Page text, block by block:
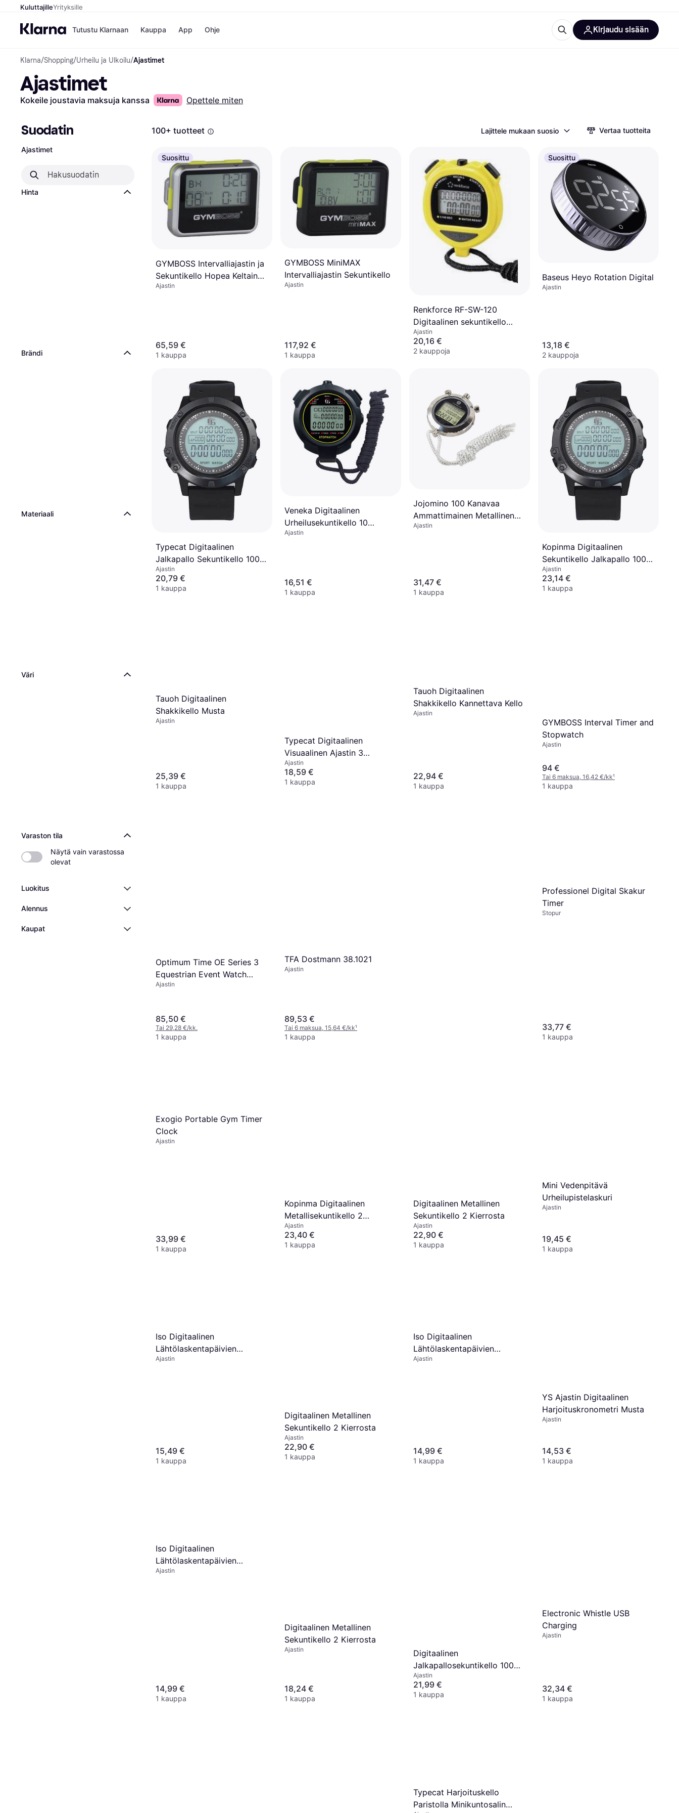
KuluttajilleYrityksille
Tutustu Klarnaan
Maksa 30 päivän
kuluessa
Kauppa
H&M
Peten Koiratarvike
Kauppahakemisto
App Ohje Kirjaudu sisään
Klarna/Shopping/Urheilu ja Ulkoilu/Ajastimet
Ajastimet
Kokeile joustavia maksuja kanssa Opettele miten
Suodatin
Ajastimet
Hinta
Brändi
Materiaali
Väri
Varaston tila
Näytä vain varastossa
olevat
Luokitus
Alennus
Kaupat
100+ tuotteet Lajittele mukaan suosio Vertaa tuotteita
Suosittu
GYMBOSS Intervalliajastin ja
Sekuntikello Hopea Keltainen
Metallinhohtoinen
Ajastin
65,59 €
1 kauppa
GYMBOSS MiniMAX
Intervalliajastin Sekuntikello
Ajastin
117,92 €
1 kauppa
Renkforce RF-SW-120
Digitaalinen sekuntikello
Musta
Ajastin
20,16 €
2 kauppoja
Suosittu
Baseus Heyo Rotation Digital
Ajastin
13,18 €
2 kauppoja
Typecat Digitaalinen
Jalkapallo Sekuntikello 100
Kierros
Ajastin
20,79 €
1 kauppa
Veneka Digitaalinen
Urheilusekuntikello 10
Kierroksen
Ajastin
16,51 €
1 kauppa
Jojomino 100 Kanavaa
Ammattimainen Metallinen
Digitaalinen Sekuntikello
Ajastin
31,47 €
1 kauppa
Kopinma Digitaalinen
Sekuntikello Jalkapallo 100
Kierros
Ajastin
23,14 €
1 kauppa
Tauoh Digitaalinen
Shakkikello Musta
Ajastin
25,39 €
1 kauppa
Typecat Digitaalinen
Visuaalinen Ajastin 3
Yhdessä Kello
Ajastin
18,59 €
1 kauppa
Tauoh Digitaalinen
Shakkikello Kannettava Kello
Ajastin
22,94 €
1 kauppa
GYMBOSS Interval Timer and
Stopwatch
Ajastin
94 €
Tai 6 maksua, 16,42 €/kk¹
1 kauppa
Optimum Time OE Series 3
Equestrian Event Watch
OE395
Ajastin
85,50 €
Tai 29,28 €/kk.
1 kauppa
TFA Dostmann 38.1021
Ajastin
89,53 €
Tai 6 maksua, 15,64 €/kk¹
1 kauppa
Professionel Digital Skakur
Timer
Stopur
33,77 €
1 kauppa
Exogio Portable Gym Timer
Clock
Ajastin
33,99 €
1 kauppa
Kopinma Digitaalinen
Metallisekuntikello 2
Kierrosta
Ajastin
23,40 €
1 kauppa
Digitaalinen Metallinen
Sekuntikello 2 Kierrosta
Ajastin
22,90 €
1 kauppa
Mini Vedenpitävä
Urheilupistelaskuri
Ajastin
19,45 €
1 kauppa
Iso Digitaalinen
Lähtölaskentapäivien
Ajastinkello
Ajastin
15,49 €
1 kauppa
Digitaalinen Metallinen
Sekuntikello 2 Kierrosta
Ajastin
22,90 €
1 kauppa
Iso Digitaalinen
Lähtölaskentapäivien
Ajastinkello
Ajastin
14,99 €
1 kauppa
YS Ajastin Digitaalinen
Harjoituskronometri Musta
Ajastin
14,53 €
1 kauppa
Iso Digitaalinen
Lähtölaskentapäivien
Ajastinkello
Ajastin
14,99 €
1 kauppa
Digitaalinen Metallinen
Sekuntikello 2 Kierrosta
Ajastin
18,24 €
1 kauppa
Digitaalinen
Jalkapallosekuntikello 100
Kierroksen
Ajastin
21,99 €
1 kauppa
Electronic Whistle USB
Charging
Ajastin
32,34 €
1 kauppa
Typecat Harjoituskello
Paristolla Minikuntosalin